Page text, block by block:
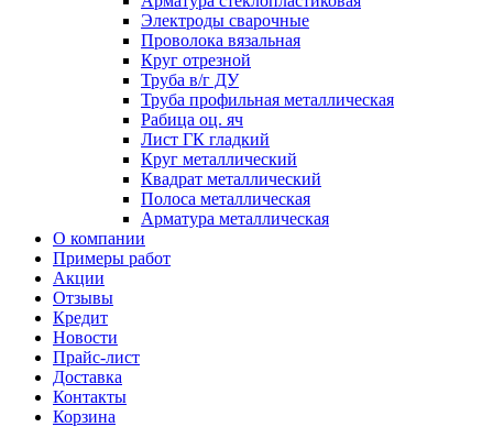
Электроды сварочные
Проволока вязальная
Круг отрезной
Труба в/г ДУ
Труба профильная металлическая
Рабица оц. яч
Лист ГК гладкий
Круг металлический
Квадрат металлический
Полоса металлическая
Арматура металлическая
О компании
Примеры работ
Акции
Отзывы
Кредит
Новости
Прайс-лист
Доставка
Контакты
Корзина